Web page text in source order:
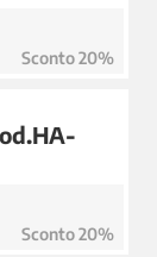
Sconto 20%
Sconto 20%